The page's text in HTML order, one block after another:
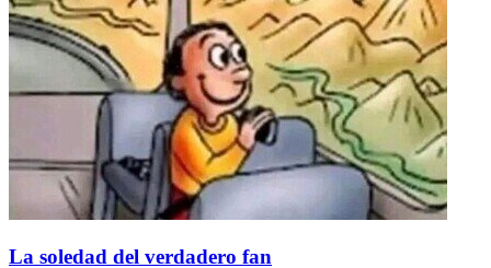
La soledad del verdadero fan